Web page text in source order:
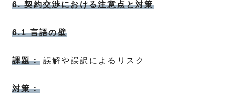
6. 契約交渉における注意点と対策
6.1 言語の壁
課題： 誤解や誤訳によるリスク
対策：